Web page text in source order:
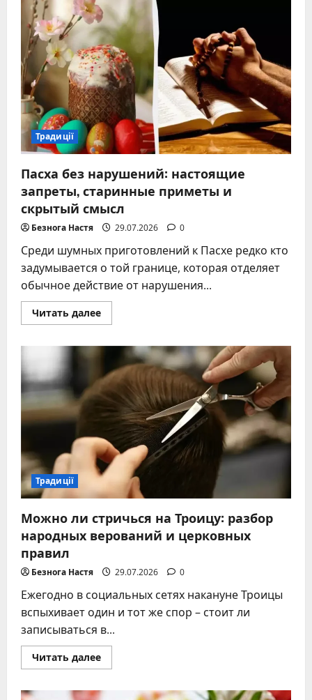
ребенку
на
9
лет:
идеи,
которые
зажигают
глаза
Традиції
Пасха без нарушений: настоящие
запреты, старинные приметы и
скрытый смысл
Безнога Настя 29.07.2026 0
Среди шумных приготовлений к Пасхе редко кто
задумывается о той границе, которая отделяет
обычное действие от нарушения...
Читать далееПрочитать
больше
без
нарушений:
настоящие
запреты,
старинные
приметы
скрытый
смысл
Традиції
Можно ли стричься на Троицу: разбор
народных верований и церковных
правил
Безнога Настя 29.07.2026 0
Ежегодно в социальных сетях накануне Троицы
вспыхивает один и тот же спор – стоит ли
записываться в...
Читать далееПрочитать
больше
ли